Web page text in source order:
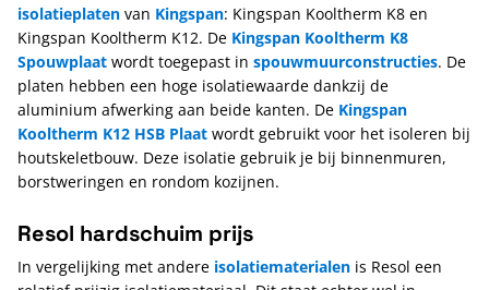
isolatieplaten van Kingspan: Kingspan Kooltherm K8 en
Kingspan Kooltherm K12. De Kingspan Kooltherm K8
Spouwplaat wordt toegepast in spouwmuurconstructies. De
platen hebben een hoge isolatiewaarde dankzij de
aluminium afwerking aan beide kanten. De Kingspan
Kooltherm K12 HSB Plaat wordt gebruikt voor het isoleren bij
houtskeletbouw. Deze isolatie gebruik je bij binnenmuren,
borstweringen en rondom kozijnen.
Resol hardschuim prijs
In vergelijking met andere isolatiematerialen is Resol een